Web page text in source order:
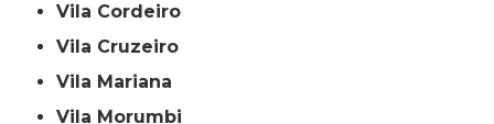
Vila Cordeiro
Vila Cruzeiro
Vila Mariana
Vila Morumbi